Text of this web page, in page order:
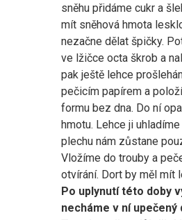
sněhu přidáme cukr a
mít sněhová hmota
nezačne dělat špičky.
ve lžičce octa škrob a
pak ještě lehce
pečicím papírem a
formu bez dna. Do ní
hmotu. Lehce ji
plechu nám zůstane
Vložíme do trouby a
otvírání. Dort by měl mít
Po uplynutí této doby
necháme v ní